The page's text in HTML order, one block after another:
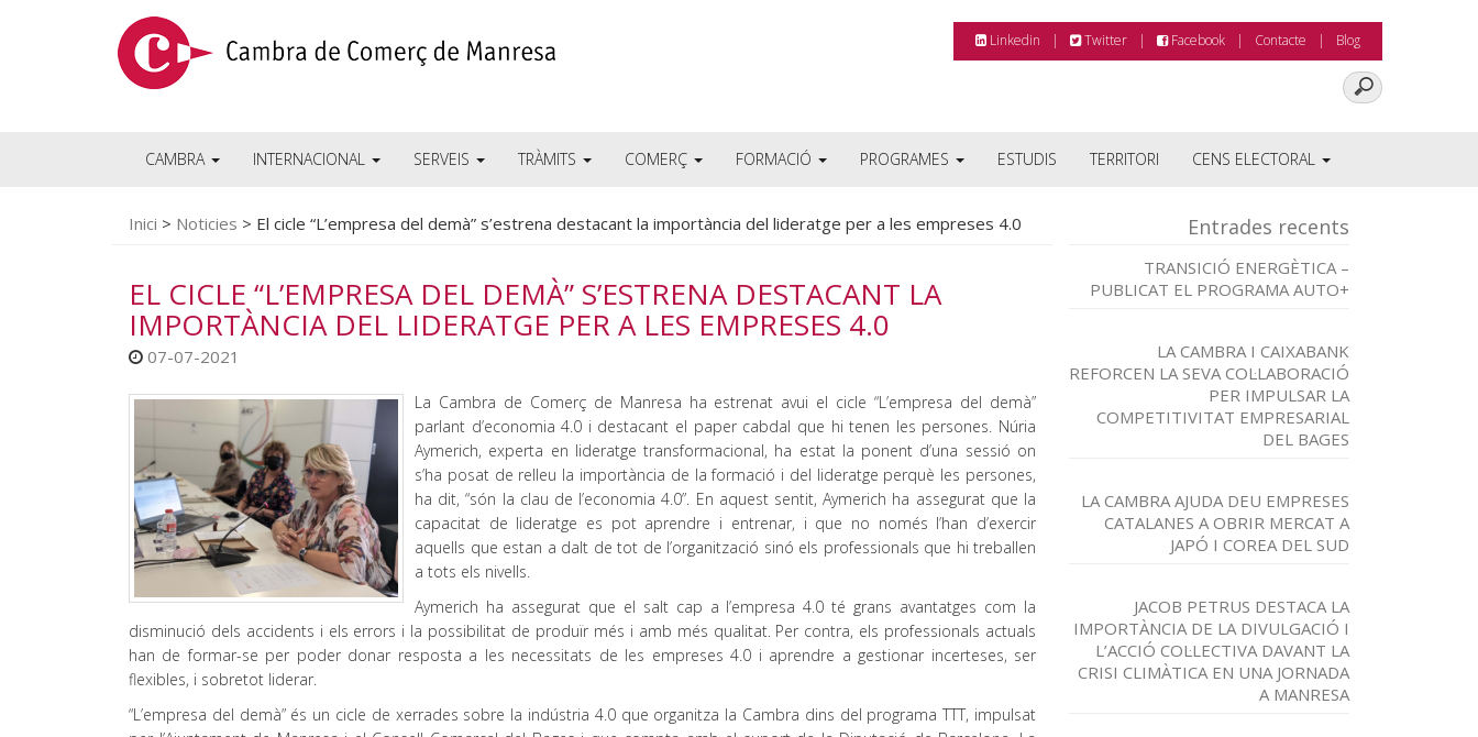
Linkedin Twitter Facebook Contacte Blog
CAMBRA INTERNACIONAL SERVEIS TRÀMITS COMERÇ FORMACIÓ PROGRAMES ESTUDIS TERRITORI CENS ELECTORAL
Inici > Noticies > El cicle “L’empresa del demà” s’estrena destacant la importància del lideratge per a les empreses 4.0
EL CICLE “L’EMPRESA DEL DEMÀ” S’ESTRENA DESTACANT LA
IMPORTÀNCIA DEL LIDERATGE PER A LES EMPRESES 4.0
07-07-2021
La Cambra de Comerç de Manresa ha estrenat avui el cicle “L’empresa del demà”
parlant d’economia 4.0 i destacant el paper cabdal que hi tenen les persones. Núria
Aymerich, experta en lideratge transformacional, ha estat la ponent d’una sessió on
s’ha posat de relleu la importància de la formació i del lideratge perquè les persones,
ha dit, “són la clau de l’economia 4.0”. En aquest sentit, Aymerich ha assegurat que la
capacitat de lideratge es pot aprendre i entrenar, i que no només l’han d’exercir
aquells que estan a dalt de tot de l’organització sinó els professionals que hi treballen
a tots els nivells.
Aymerich ha assegurat que el salt cap a l’empresa 4.0 té grans avantatges com la
disminució dels accidents i els errors i la possibilitat de produïr més i amb més qualitat. Per contra, els professionals actuals
han de formar-se per poder donar resposta a les necessitats de les empreses 4.0 i aprendre a gestionar incerteses, ser
flexibles, i sobretot liderar.
“L’empresa del demà” és un cicle de xerrades sobre la indústria 4.0 que organitza la Cambra dins del programa TTT, impulsat
Entrades recents
TRANSICIÓ ENERGÈTICA –
PUBLICAT EL PROGRAMA AUTO+
LA CAMBRA I CAIXABANK
REFORCEN LA SEVA COL·LABORACIÓ
PER IMPULSAR LA
COMPETITIVITAT EMPRESARIAL
DEL BAGES
LA CAMBRA AJUDA DEU EMPRESES
CATALANES A OBRIR MERCAT A
JAPÓ I COREA DEL SUD
JACOB PETRUS DESTACA LA
IMPORTÀNCIA DE LA DIVULGACIÓ I
L’ACCIÓ COL·LECTIVA DAVANT LA
CRISI CLIMÀTICA EN UNA JORNADA
A MANRESA